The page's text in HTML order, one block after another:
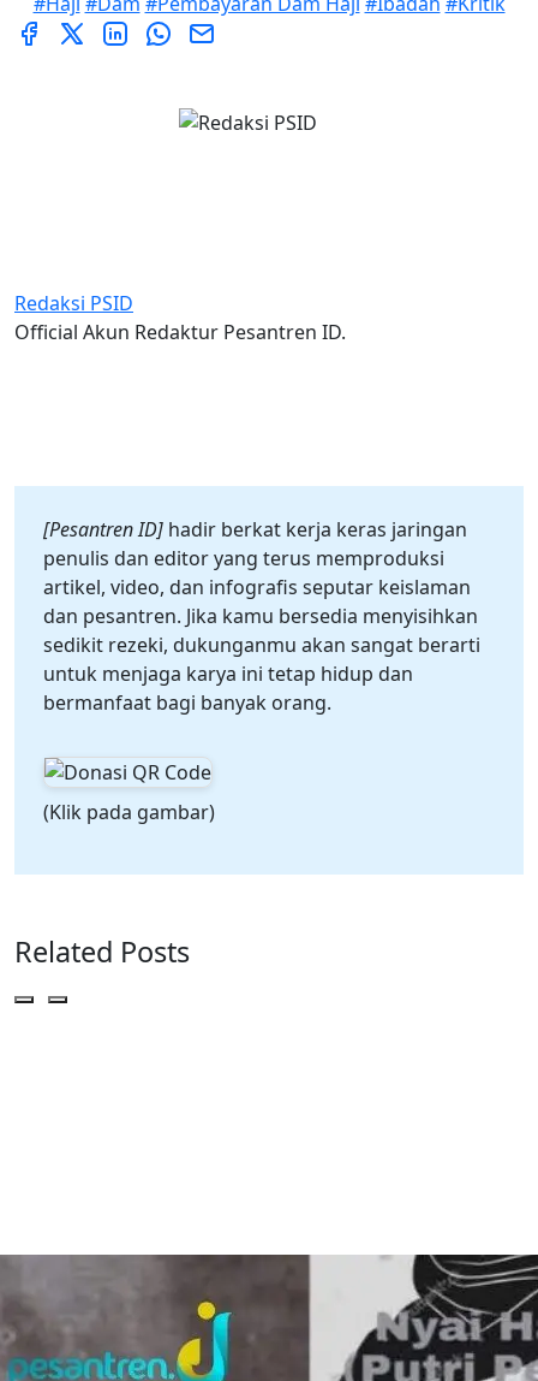
Redaksi PSID
Official Akun Redaktur Pesantren ID.
[Pesantren ID] hadir berkat kerja keras jaringan
penulis dan editor yang terus memproduksi
artikel, video, dan infografis seputar keislaman
dan pesantren. Jika kamu bersedia menyisihkan
sedikit rezeki, dukunganmu akan sangat berarti
untuk menjaga karya ini tetap hidup dan
bermanfaat bagi banyak orang.
(Klik pada gambar)
Related Posts